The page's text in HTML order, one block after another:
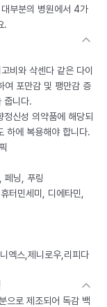
부분의 병원에서 4가
.
비와 삭센다 같은 다이
여 포만감 및 팽만감 증
줍니다.
신성 의약품에 해당되
하에 복용해야 합니다.
닝, 푸링
민세미, 디에타민,
엑스,제니로우,리피다
으로 제조되어 독감 백